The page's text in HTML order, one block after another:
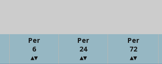
Per
6
Per
24
Per
72